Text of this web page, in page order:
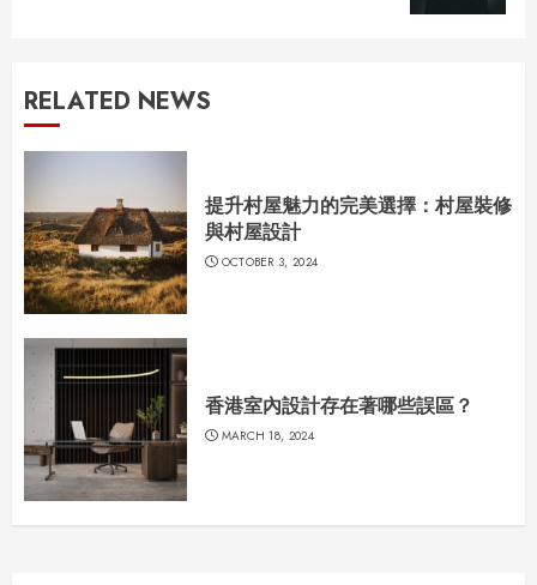
RELATED NEWS
提升村屋魅力的完美選擇：村屋裝修
與村屋設計
OCTOBER 3, 2024
香港室內設計存在著哪些誤區？
MARCH 18, 2024